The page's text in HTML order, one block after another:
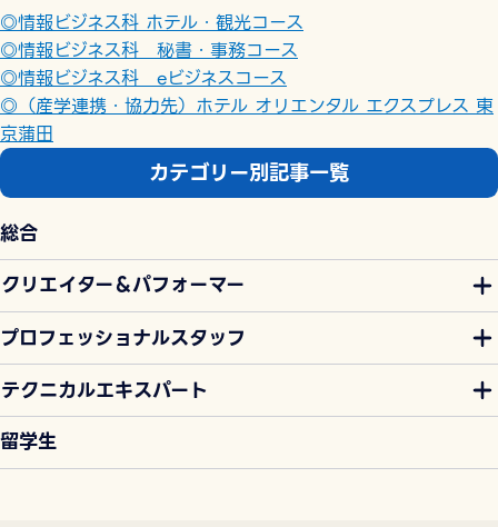
◎情報ビジネス科 ホテル・観光コース
◎情報ビジネス科 秘書・事務コース
◎情報ビジネス科 eビジネスコース
◎（産学連携・協力先）ホテル オリエンタル エクスプレス 東
京蒲田
カテゴリー別記事一覧
総合
クリエイター＆パフォーマー
プロフェッショナルスタッフ
テクニカルエキスパート
留学生